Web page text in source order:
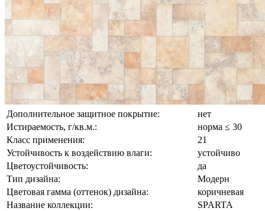
Дополнительное защитное покрытие:
нет
Истираемость, г/кв.м.:
норма ≤ 30
Класс применения:
21
Устойчивость к воздействию влаги:
устойчиво
Цветоустойчивость:
да
Тип дизайна:
Модерн
Цветовая гамма (оттенок) дизайна:
коричневая
Название коллекции:
SPARTA